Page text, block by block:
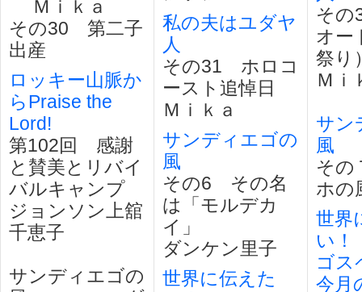
Ｍｉｋａ
その30 第二子
出産
ロッキー山脈か
らPraise the
Lord!
第102回 感謝
と賛美とリバイ
バルキャンプ
ジョンソン上舘
千恵子
サンディエゴの
私の夫はユダヤ
人
その31 ホロコ
ースト追悼日
Ｍｉｋａ
サンディエゴの
風
その6 その名
は「モルデカ
イ」
ダンケン里子
世界に伝えた
そ
オー
祭り
Ｍｉ
サン
風
そ
ホの
世界
い！
ゴス
今月